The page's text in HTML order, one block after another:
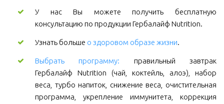
У нас Вы можете получить бесплатную
консультацию по продукции Гербалайф Nutrition.
Узнать больше о здоровом образе жизни.
Выбрать программу: правильный завтрак
Гербалайф Nutrition (чай, коктейль, алоэ), набор
веса, турбо напиток, снижение веса, очистительная
программа, укрепление иммунитета, коррекция